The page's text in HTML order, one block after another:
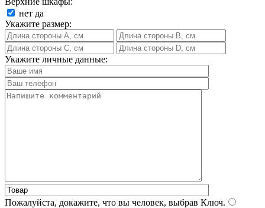
нет да
Укажите размер:
Укажите личные данные:
Пожалуйста, докажите, что вы человек, выбрав Ключ.